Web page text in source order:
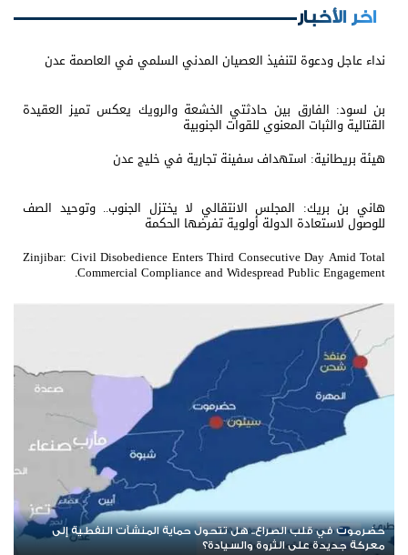
اخر الأخبار
نداء عاجل ودعوة لتنفيذ العصيان المدني السلمي في العاصمة عدن
بن لسود: الفارق بين حادثتي الخشعة والرويك يعكس تميز العقيدة
القتالية والثبات المعنوي للقوات الجنوبية
هيئة بريطانية: استهداف سفينة تجارية في خليج عدن
هاني بن بريك: المجلس الانتقالي لا يختزل الجنوب.. وتوحيد الصف
للوصول لاستعادة الدولة أولوية تفرضها الحكمة
Zinjibar: Civil Disobedience Enters Third Consecutive Day Amid Total
Commercial Compliance and Widespread Public Engagement.
بعد حرب الممرات وتمدد الإرهاب.. هل يقترب العالم من إعادة قراءة
قضية شعب الجنوب؟